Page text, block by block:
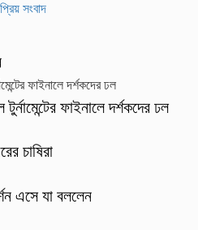
সংবাদ
ফাইনালে দর্শকদের ঢল
চাষিরা
এসে যা বললেন